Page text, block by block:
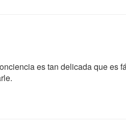
es tan delicada que es